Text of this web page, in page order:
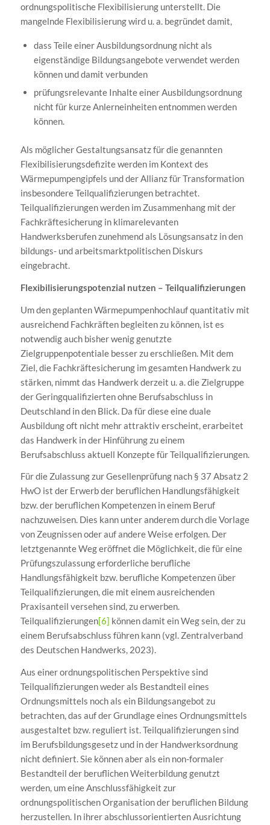
ordnungspolitische Flexibilisierung unterstellt. Die
mangelnde Flexibilisierung wird u. a. begründet damit,
dass Teile einer Ausbildungsordnung nicht als
eigenständige Bildungsangebote verwendet werden
können und damit verbunden
prüfungsrelevante Inhalte einer Ausbildungsordnung
nicht für kurze Anlerneinheiten entnommen werden
können.
Als möglicher Gestaltungsansatz für die genannten
Flexibilisierungsdefizite werden im Kontext des
Wärmepumpengipfels und der Allianz für Transformation
insbesondere Teilqualifizierungen betrachtet.
Teilqualifizierungen werden im Zusammenhang mit der
Fachkräftesicherung in klimarelevanten
Handwerksberufen zunehmend als Lösungsansatz in den
bildungs- und arbeitsmarktpolitischen Diskurs
eingebracht.
Flexibilisierungspotenzial nutzen – Teilqualifizierungen
Um den geplanten Wärmepumpenhochlauf quantitativ mit
ausreichend Fachkräften begleiten zu können, ist es
notwendig auch bisher wenig genutzte
Zielgruppenpotentiale besser zu erschließen. Mit dem
Ziel, die Fachkräftesicherung im gesamten Handwerk zu
stärken, nimmt das Handwerk derzeit u. a. die Zielgruppe
der Geringqualifizierten ohne Berufsabschluss in
Deutschland in den Blick. Da für diese eine duale
Ausbildung oft nicht mehr attraktiv erscheint, erarbeitet
das Handwerk in der Hinführung zu einem
Berufsabschluss aktuell Konzepte für Teilqualifizierungen.
Für die Zulassung zur Gesellenprüfung nach § 37 Absatz 2
HwO ist der Erwerb der beruflichen Handlungsfähigkeit
bzw. der beruflichen Kompetenzen in einem Beruf
nachzuweisen. Dies kann unter anderem durch die Vorlage
von Zeugnissen oder auf andere Weise erfolgen. Der
letztgenannte Weg eröffnet die Möglichkeit, die für eine
Prüfungszulassung erforderliche berufliche
Handlungsfähigkeit bzw. berufliche Kompetenzen über
Teilqualifizierungen, die mit einem ausreichenden
Praxisanteil versehen sind, zu erwerben.
Teilqualifizierungen[6] können damit ein Weg sein, der zu
einem Berufsabschluss führen kann (vgl. Zentralverband
des Deutschen Handwerks, 2023).
Aus einer ordnungspolitischen Perspektive sind
Teilqualifizierungen weder als Bestandteil eines
Ordnungsmittels noch als ein Bildungsangebot zu
betrachten, das auf der Grundlage eines Ordnungsmittels
ausgestaltet bzw. reguliert ist. Teilqualifizierungen sind
im Berufsbildungsgesetz und in der Handwerksordnung
nicht definiert. Sie können aber als ein non-formaler
Bestandteil der beruflichen Weiterbildung genutzt
werden, um eine Anschlussfähigkeit zur
ordnungspolitischen Organisation der beruflichen Bildung
herzustellen. In ihrer abschlussorientierten Ausrichtung